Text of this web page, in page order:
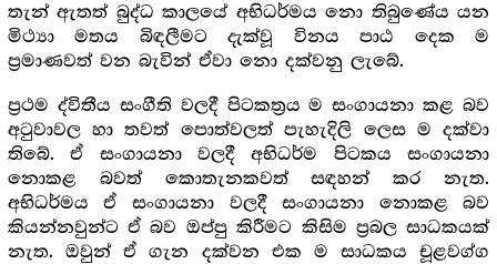
තැන් ඇතත් බුද්ධ කාලයේ අභිධර්මය නො තිබුණේය යන
මිථ්‍යා මතය බිඳලීමට දැක්වූ විනය පාඨ දෙක ම
ප්‍ර‍මාණවත් වන බැවින් ඒවා නො දක්වනු ලැබේ.
ප්‍ර‍ථම ද්විතීය සංගීති වලදී පිටකත්‍ර‍ය ම සංගායනා කළ බව
අටුවාවල හා තවත් පොත්වලත් පැහැදිලි ලෙස ම දක්වා
තිබේ. ඒ සංගායනා වලදී අභිධර්ම පිටකය සංගායනා
නොකළ බවත් කොතැනකවත් සඳහන් කර නැත.
අභිධර්මය ඒ සංගායනා වලදී සංගායනා නොකළ බව
කියන්නවුන්ට ඒ බව ඔප්පු කිරීමට කිසිම ප්‍ර‍බල සාධකයක්
නැත. ඔවුන් ඒ ගැන දක්වන එක ම සාධකය චූළවග්ග